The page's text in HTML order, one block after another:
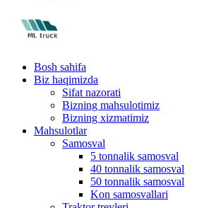
Bosh sahifa
Biz haqimizda
Sifat nazorati
Bizning mahsulotimiz
Bizning xizmatimiz
Mahsulotlar
Samosval
5 tonnalik samosval
40 tonnalik samosval
50 tonnalik samosval
Kon samosvallari